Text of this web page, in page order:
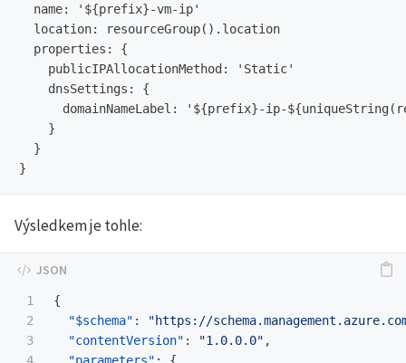
  name: '${prefix}-vm-ip'
  location: resourceGroup().location
  properties: {
    publicIPAllocationMethod: 'Static'
    dnsSettings: {
domainNameLabel: '${prefix}-ip-
    }
  }
Výsledkem je tohle:
1
2
3
{
"$schema" :
"https://
"contentVersion" : "1.0.0.0" ,